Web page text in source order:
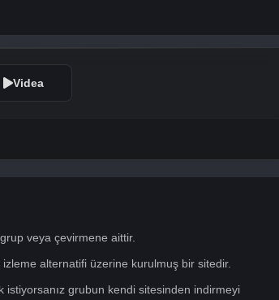
Videa
veya çevirmene aittir.
alternatifi üzerine kurulmuş bir sitedir.
grubun kendi sitesinden indirmeyi